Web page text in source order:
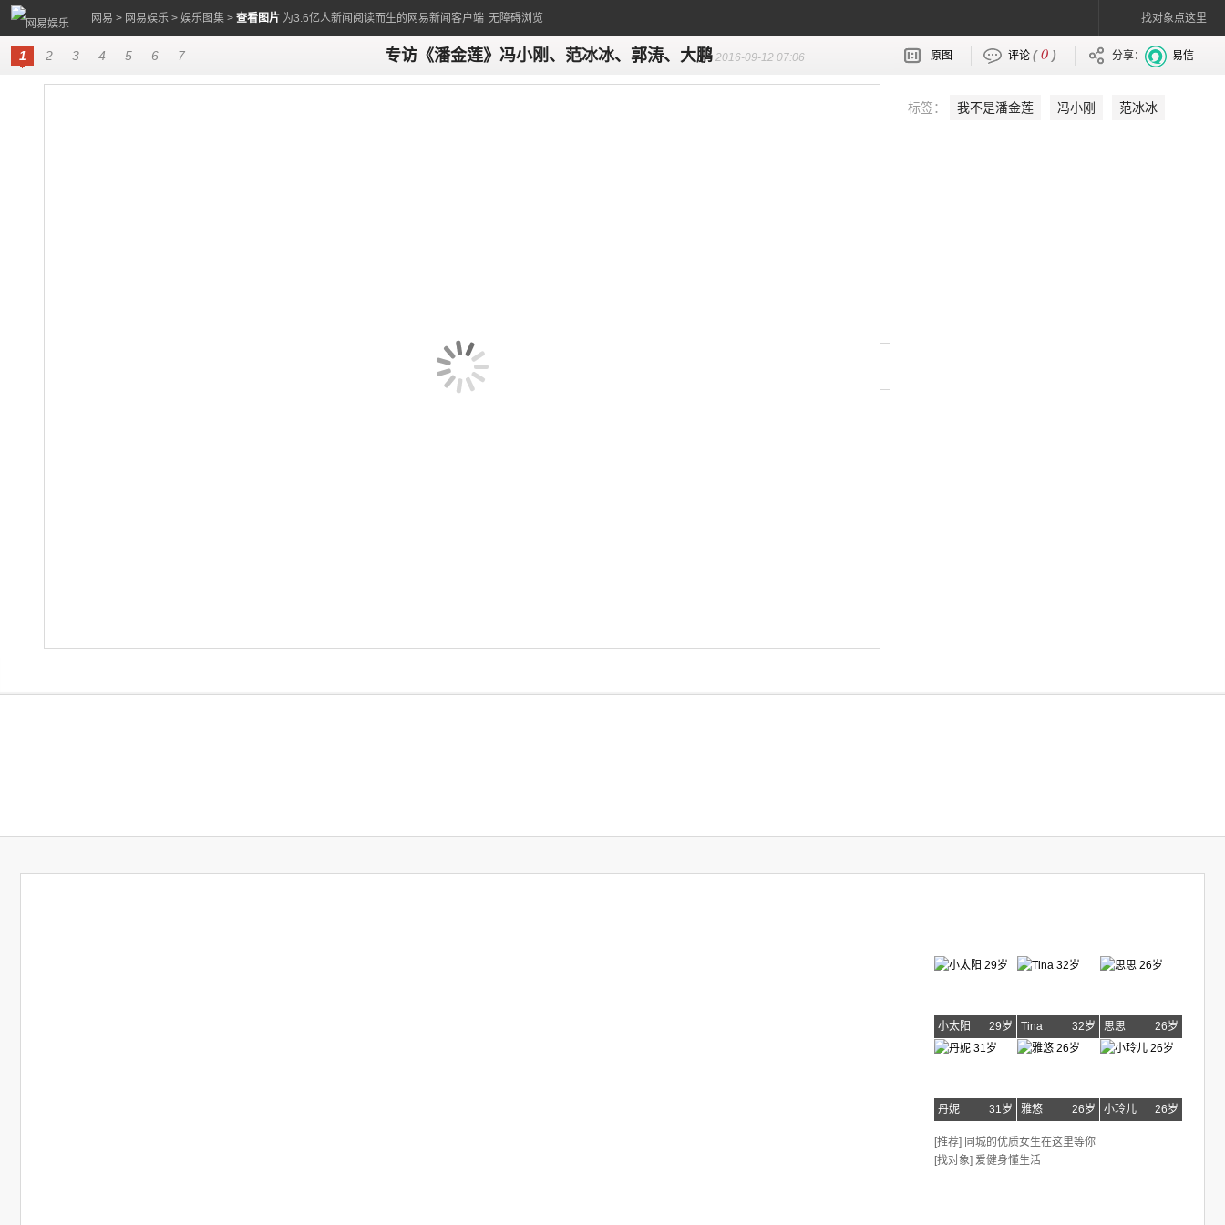
网易 > 网易娱乐 > 娱乐图集 > 查看图片 为3.6亿人新闻阅读而生的网易新闻客户端 无障碍浏览 找对象点这里
1 2 3 4 5 6 7 专访《潘金莲》冯小刚、范冰冰、郭涛、大鹏 2016-09-12 07:06 原图 评论 (0 ) 分享： 易信
标签： 我不是潘金莲 冯小刚 范冰冰
小太阳 29岁 Tina 32岁 思思 26岁
丹妮 31岁 雅悠 26岁 小玲儿 26岁
[推荐] 同城的优质女生在这里等你
[找对象] 爱健身懂生活